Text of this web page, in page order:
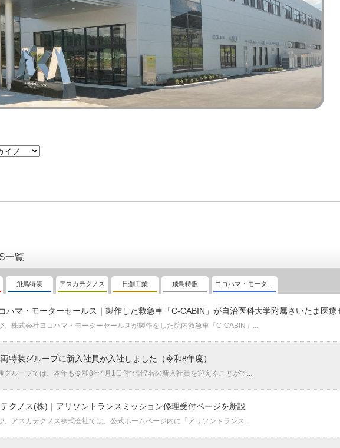
一覧
飛鳥特装 アスカテクノス 日創工業 飛鳥特販
ハマ・モーターセールス｜製作した救急車「C-CABIN」が自治医科大学附属さいたま医
、株式会社ヨコハマ・モーターセールスが製作をした院内救急車「C-CABIN」...
特装グループに新入社員が入社しました（令和8年度）
グループでは、本年も令和8年4月1日付で計7名の新入社員を迎えることがで...
クノス(株)｜アリソントランスミッション修理受付ページを新設
、アスカテクノス株式会社では、公式ホームページ内に「アリソントランス...